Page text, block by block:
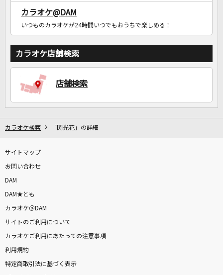
カラオケ@DAM
いつものカラオケが24時間いつでもおうちで楽しめる！
カラオケ店舗検索
店舗検索
カラオケ検索 「閃光花」の詳細
サイトマップ
お問い合わせ
DAM
DAM★とも
カラオケ＠DAM
サイトのご利用について
カラオケご利用にあたっての注意事項
利用規約
特定商取引法に基づく表示